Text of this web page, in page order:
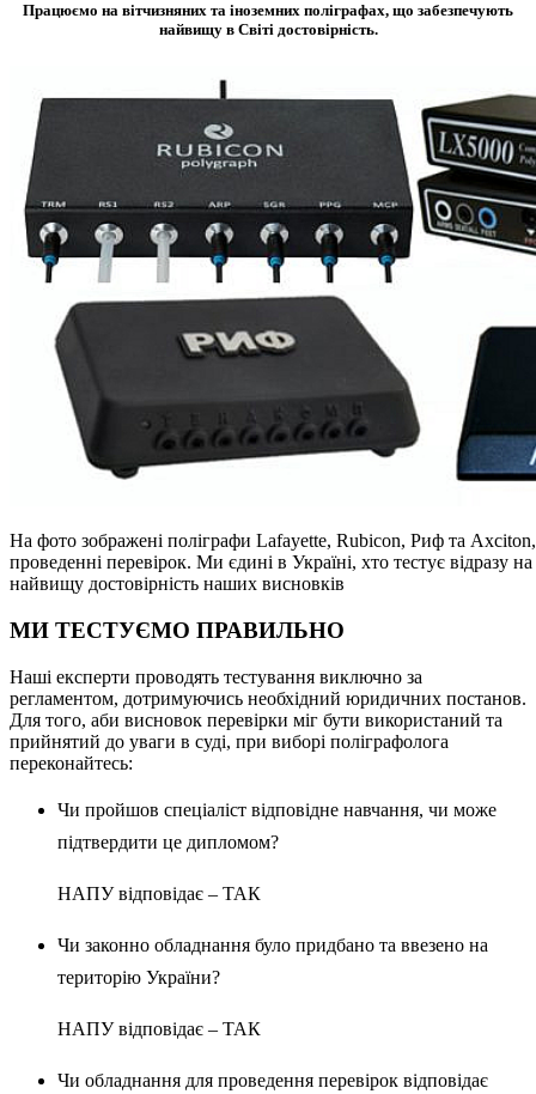
Працюємо на вітчизняних та іноземних поліграфах, що забезпечують
найвищу в Світі достовірність.
На фото зображені поліграфи Lafayette, Rubicon, Риф та
проведенні перевірок. Ми єдині в Україні, хто тестує відразу
найвищу достовірність наших висновків
МИ ТЕСТУЄМО ПРАВИЛЬНО
Наші експерти проводять тестування виключно за
регламентом, дотримуючись необхідний юридичних постанов.
Для того, аби висновок перевірки міг бути використаний та
прийнятий до уваги в суді, при виборі поліграфолога
переконайтесь:
Чи пройшов спеціаліст відповідне навчання, чи може
підтвердити це дипломом?
НАПУ відповідає – ТАК
Чи законно обладнання було придбано та ввезено на
територію України?
НАПУ відповідає – ТАК
Чи обладнання для проведення перевірок відповідає